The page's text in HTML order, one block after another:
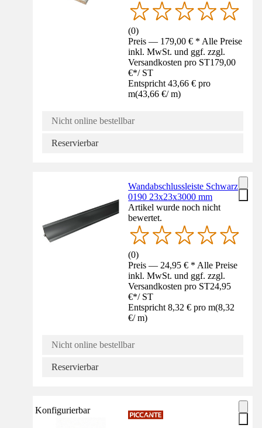
(0)
Preis — 179,00 € * Alle Preise
inkl. MwSt. und ggf. zzgl.
Versandkosten pro ST179,00
€*/ ST
Entspricht 43,66 € pro
m(43,66 €/ m)
Nicht online bestellbar
Reservierbar
Wandabschlussleiste Schwarz
0190 23x23x3000 mm
Artikel wurde noch nicht
bewertet.
(0)
Preis — 24,95 € * Alle Preise
inkl. MwSt. und ggf. zzgl.
Versandkosten pro ST24,95
€*/ ST
Entspricht 8,32 € pro m(8,32
€/ m)
Nicht online bestellbar
Reservierbar
Konfigurierbar